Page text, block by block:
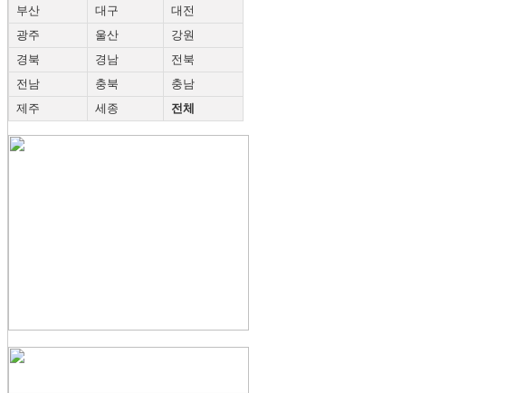
부산
대구
대전
광주
울산
강원
경북
경남
전북
전남
충북
충남
제주
세종 전체